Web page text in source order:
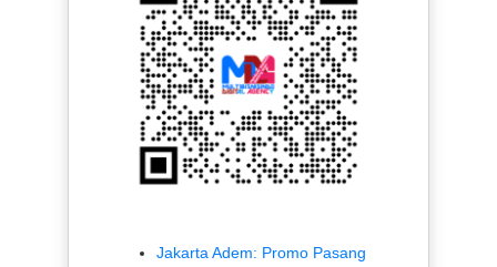
Jakarta Adem: Promo Pasang